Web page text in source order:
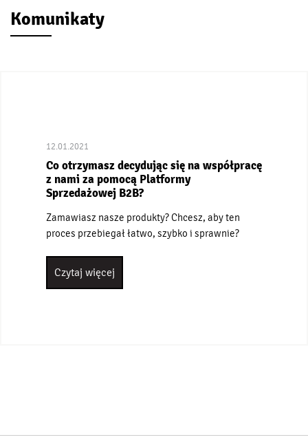
Komunikaty
12.01.2021
Co otrzymasz decydując się na współpracę
z nami za pomocą Platformy
Sprzedażowej B2B?
Zamawiasz nasze produkty? Chcesz, aby ten
proces przebiegał łatwo, szybko i sprawnie?
Czytaj więcej